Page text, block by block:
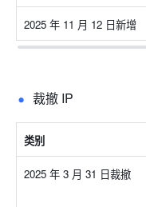
2025 年 11 月 12 日新增
裁撤 IP
类别
2025 年 3 月 31 日裁撤